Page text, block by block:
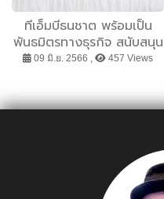
ทีเอ็มบีธนชาต พร้อมเป็น
พันธมิตรทางธุรกิจ สนับสนุน
วงเงินสินเชื่อสีเขียว ต่อยอด
สู่การเติบโตอย่างยั่งยืน
09 มิ.ย. 2566 , 457 Views